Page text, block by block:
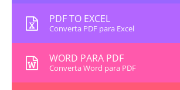
PDF TO EXCEL
Converta PDF para Excel
WORD PARA PDF
Converta Word para PDF